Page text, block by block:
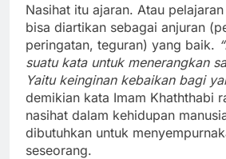
Nasihat itu ajaran. Atau
bisa diartikan sebagai anjuran
peringatan, teguran) yang baik.
suatu kata untuk menerangkan
Yaitu keinginan kebaikan bagi
demikian kata Imam Khaththabi
nasihat dalam kehidupan
dibutuhkan untuk
seseorang.